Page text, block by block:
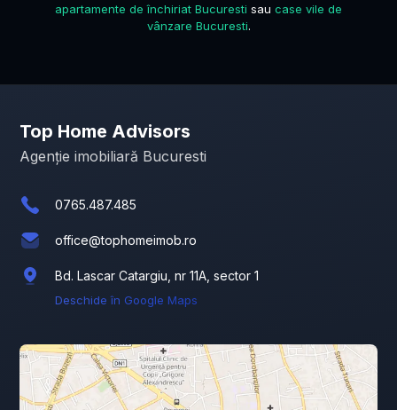
apartamente de închiriat Bucuresti sau case vile de
vânzare Bucuresti.
Top Home Advisors
Agenție imobiliară Bucuresti
0765.487.485
office@tophomeimob.ro
Bd. Lascar Catargiu, nr 11A, sector 1
Deschide în Google Maps